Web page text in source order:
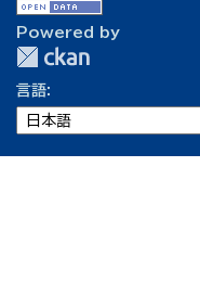
Powered by
言語